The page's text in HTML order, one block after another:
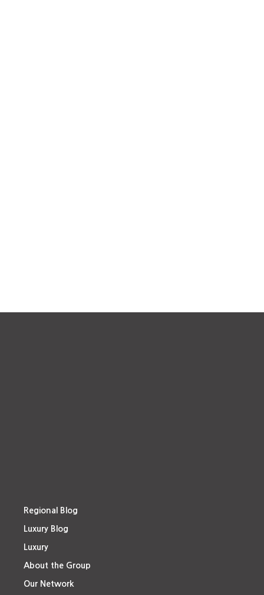
Regional Blog
Luxury Blog
Luxury
About the Group
Our Network